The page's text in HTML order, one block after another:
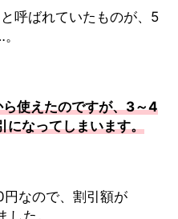
呼ばれていたものが、5
使えたのですが、3～4
なってしまいます。
なので、割引額が
た。